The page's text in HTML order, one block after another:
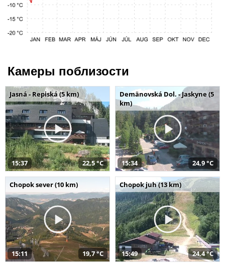
Камеры поблизости
Jasná - Repiská (5 km)
15:37 22,5 °C
Demänovská Dol. - Jaskyne (5
km)
15:34 24,9 °C
Chopok sever (10 km)
15:11 19,7 °C
Chopok juh (13 km)
15:49 24,4 °C